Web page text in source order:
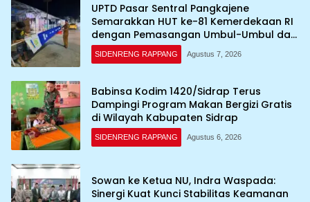
UPTD Pasar Sentral Pangkajene
Semarakkan HUT ke-81 Kemerdekaan RI
dengan Pemasangan Umbul-Umbul dan
Dekorasi Merah Putih
SIDENRENG RAPPANG Agustus 7, 2026
Babinsa Kodim 1420/Sidrap Terus
Dampingi Program Makan Bergizi Gratis
di Wilayah Kabupaten Sidrap
SIDENRENG RAPPANG Agustus 6, 2026
Sowan ke Ketua NU, Indra Waspada:
Sinergi Kuat Kunci Stabilitas Keamanan